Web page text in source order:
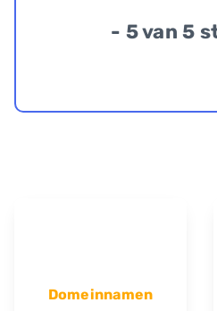
- 5 van 5
Domeinnamen